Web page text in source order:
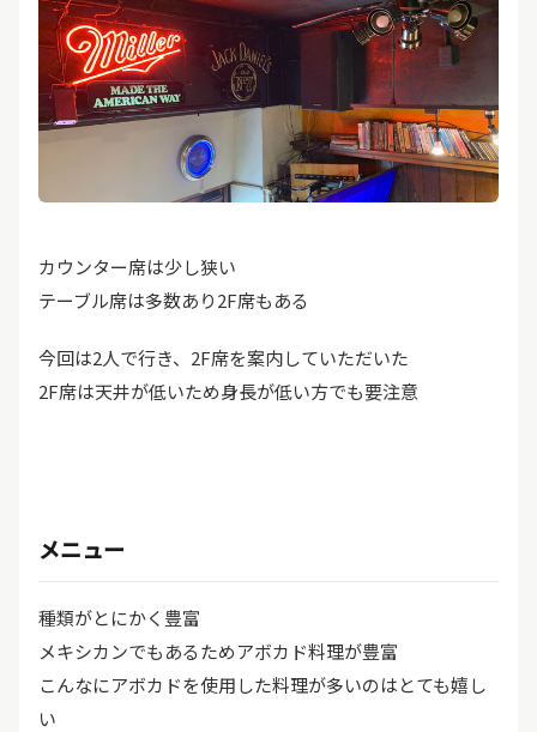
カウンター席は少し狭い
テーブル席は多数あり2F席もある
今回は2人で行き、2F席を案内していただいた
2F席は天井が低いため身長が低い方でも要注意
メニュー
種類がとにかく豊富
メキシカンでもあるためアボカド料理が豊富
こんなにアボカドを使用した料理が多いのはとても嬉し
い